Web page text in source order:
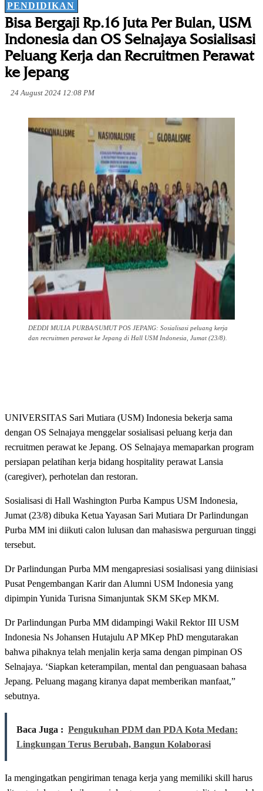
PENDIDIKAN
Bisa Bergaji Rp.16 Juta Per Bulan, USM
Indonesia dan OS Selnajaya Sosialisasi
Peluang Kerja dan Recruitmen Perawat
ke Jepang
24 August 2024 12:08 PM
DEDDI MULIA PURBA/SUMUT POS JEPANG: Sosialisasi peluang kerja
dan recruitmen perawat ke Jepang di Hall USM Indonesia, Jumat (23/8).
UNIVERSITAS Sari Mutiara (USM) Indonesia bekerja sama
dengan OS Selnajaya menggelar sosialisasi peluang kerja dan
recruitmen perawat ke Jepang. OS Selnajaya memaparkan program
persiapan pelatihan kerja bidang hospitality perawat Lansia
(caregiver), perhotelan dan restoran.
Sosialisasi di Hall Washington Purba Kampus USM Indonesia,
Jumat (23/8) dibuka Ketua Yayasan Sari Mutiara Dr Parlindungan
Purba MM ini diikuti calon lulusan dan mahasiswa perguruan tinggi
tersebut.
Dr Parlindungan Purba MM mengapresiasi sosialisasi yang diinisiasi
Pusat Pengembangan Karir dan Alumni USM Indonesia yang
dipimpin Yunida Turisna Simanjuntak SKM SKep MKM.
Dr Parlindungan Purba MM didampingi Wakil Rektor III USM
Indonesia Ns Johansen Hutajulu AP MKep PhD mengutarakan
bahwa pihaknya telah menjalin kerja sama dengan pimpinan OS
Selnajaya. ‘Siapkan keterampilan, mental dan penguasaan bahasa
Jepang. Peluang magang kiranya dapat memberikan manfaat,”
sebutnya.
Baca Juga : Pengukuhan PDM dan PDA Kota Medan:
Lingkungan Terus Berubah, Bangun Kolaborasi
Ia mengingatkan pengiriman tenaga kerja yang memiliki skill harus